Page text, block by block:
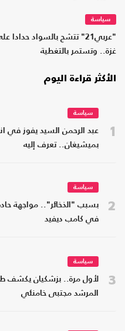
سياسة
"عربي21" تتشح بالسواد
غزة.. وتستمر بالتغطية
الأكثر قراءة اليوم
1
سياسة
عبد الرحمن السيد يفوز في
بميشيغان.. تعرف إليه
2
سياسة
بسبب "الذخائر".. مواجهة
في كامب ديفيد
3
سياسة
لأول مرة.. بزشكيان يكشف
المرشد مجتبى خامنئي